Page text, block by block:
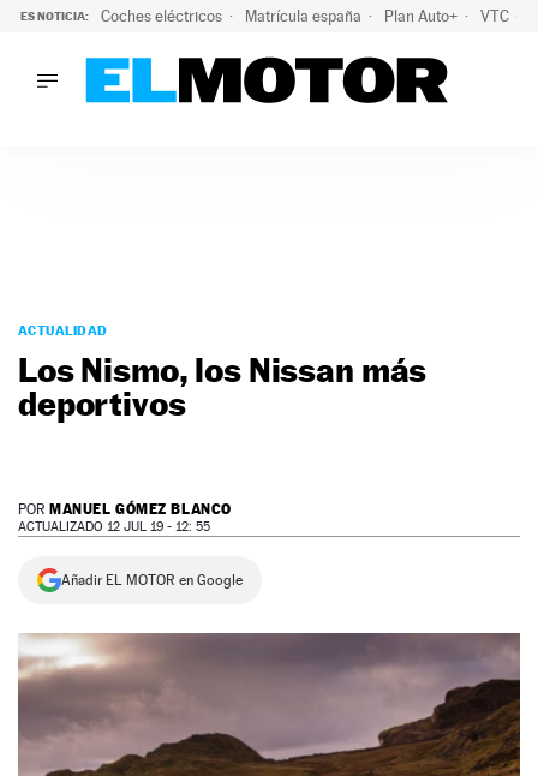
ES NOTICIA: Coches eléctricos Matrícula españa Plan Auto+ VTC
PODCAST
MOTOS
TECNOLOGÍA
SUPERCOCHES
SERVICIOS
NEWSLETTER
SÍGUENOS
ACTUALIDAD
Los Nismo, los Nissan más
deportivos
POR MANUEL GÓMEZ BLANCO
ACTUALIZADO 12 JUL 19 - 12: 55
Añadir EL MOTOR en Google